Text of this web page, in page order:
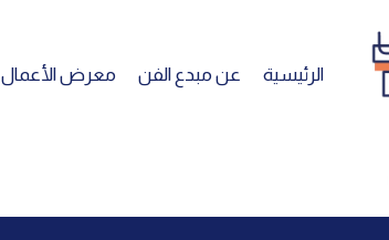
الرئيسية عن مبدع الفن معرض الأعمال